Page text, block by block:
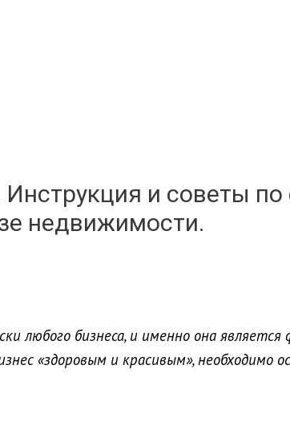
и советы
недвижимости.
любого бизнеса, и именно она
«здоровым и красивым», необходимо